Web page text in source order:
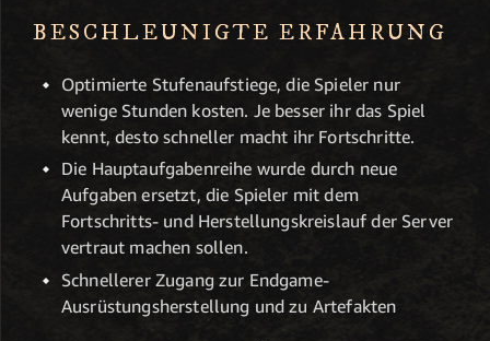
BESCHLEUNIGTE ERFAHRUNG
Optimierte Stufenaufstiege, die Spieler nur
wenige Stunden kosten. Je besser ihr das Spiel
kennt, desto schneller macht ihr Fortschritte.
Die Hauptaufgabenreihe wurde durch neue
Aufgaben ersetzt, die Spieler mit dem
Fortschritts- und Herstellungskreislauf der Server
vertraut machen sollen.
Schnellerer Zugang zur Endgame-
Ausrüstungsherstellung und zu Artefakten